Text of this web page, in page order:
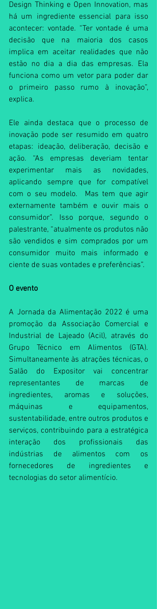
Design Thinking e Open Innovation, mas
há um ingrediente essencial para isso
acontecer: vontade. “Ter vontade é uma
decisão que na maioria dos casos
implica em aceitar realidades que não
estão no dia a dia das empresas. Ela
funciona como um vetor para poder dar
o primeiro passo rumo à inovação”,
explica.
Ele ainda destaca que o processo de
inovação pode ser resumido em quatro
etapas: ideação, deliberação, decisão e
ação. “As empresas deveriam tentar
experimentar mais as novidades,
aplicando sempre que for compatível
com o seu modelo.  Mas tem que agir
externamente também e ouvir mais o
consumidor”. Isso porque, segundo o
palestrante, “atualmente os produtos não
são vendidos e sim comprados por um
consumidor muito mais informado e
ciente de suas vontades e preferências”.
O evento
A Jornada da Alimentação 2022 é uma
promoção da Associação Comercial e
Industrial de Lajeado (Acil), através do
Grupo Técnico em Alimentos (GTA).
Simultaneamente às atrações técnicas, o
Salão do Expositor vai concentrar
representantes de marcas de
ingredientes, aromas e soluções,
máquinas e equipamentos,
sustentabilidade, entre outros produtos e
serviços, contribuindo para a estratégica
interação dos profissionais das
indústrias de alimentos com os
fornecedores de ingredientes e
tecnologias do setor alimentício.